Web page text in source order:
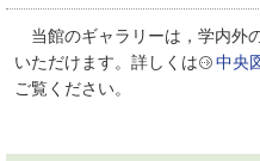
当館のギャラリーは，学内外
いただけます。詳しくは
中央
ご覧ください。